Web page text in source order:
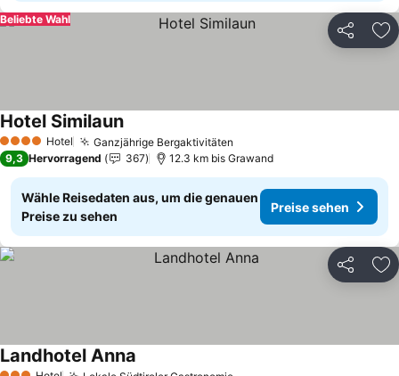
Teilen
Beliebte Wahl
4 Sterne Hotel Ganzjährige Bergaktivitäten
Hotel Similaun
9,3 Hervorragend 367 12.3 km bis Grawand
Wähle Reisedaten aus, um die genauen
Preise zu sehen
Preise sehen
Teilen
Landhotel Anna